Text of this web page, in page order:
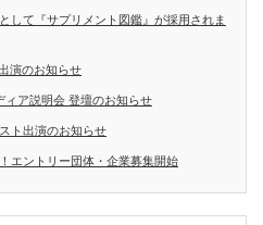
して『サプリメント図鑑』が採用されま
演のお知らせ
ィア説明会 登壇のお知らせ
ト出演のお知らせ
エントリー団体・企業募集開始